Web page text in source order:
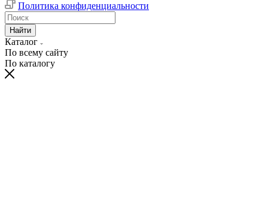
Политика конфиденциальности
Найти
Каталог
По всему сайту
По каталогу